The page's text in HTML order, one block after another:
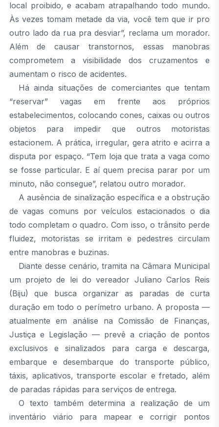
local proibido, e acabam atrapalhando todo mundo.
Às vezes tomam metade da via, você tem que ir pro
outro lado da rua pra desviar”, reclama um morador.
Além de causar transtornos, essas manobras
comprometem a visibilidade dos cruzamentos e
aumentam o risco de acidentes.
Há ainda situações de comerciantes que tentam
“reservar” vagas em frente aos próprios
estabelecimentos, colocando cones, caixas ou outros
objetos para impedir que outros motoristas
estacionem. A prática, irregular, gera atrito e acirra a
disputa por espaço. “Tem loja que trata a vaga como
se fosse particular. E aí quem precisa parar por um
minuto, não consegue”, relatou outro morador.
A ausência de sinalização específica e a obstrução
de vagas comuns por veículos estacionados o dia
todo completam o quadro. Com isso, o trânsito perde
fluidez, motoristas se irritam e pedestres circulam
entre manobras e buzinas.
Diante desse cenário, tramita na Câmara Municipal
um projeto de lei do vereador Juliano Carlos Reis
(Biju) que busca organizar as paradas de curta
duração em todo o perímetro urbano. A proposta —
atualmente em análise na Comissão de Finanças,
Justiça e Legislação — prevê a criação de pontos
exclusivos e sinalizados para carga e descarga,
embarque e desembarque do transporte público,
táxis, aplicativos, transporte escolar e fretado, além
de paradas rápidas para serviços de entrega.
O texto também determina a realização de um
inventário viário para mapear e corrigir pontos